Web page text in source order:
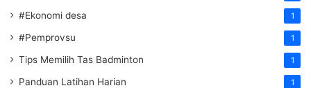
#Ekonomi desa 1
#Pemprovsu 1
Tips Memilih Tas Badminton 1
Panduan Latihan Harian 1